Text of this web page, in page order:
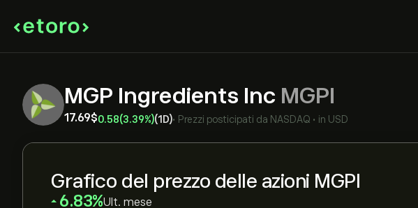
MGP Ingredients Inc MGPI
17.69‎$‎0.58(3.39%)(1D)• Prezzi posticipati da NASDAQ • in USD
Grafico del prezzo delle azioni MGPI
‎6.83‎ Ult. mese